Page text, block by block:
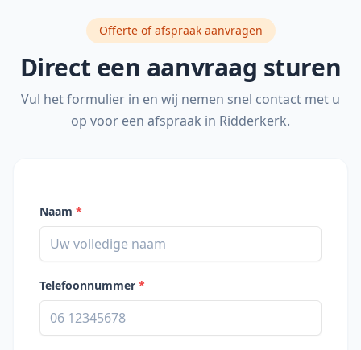
Offerte of afspraak aanvragen
Direct een aanvraag sturen
Vul het formulier in en wij nemen snel contact met u
op voor een afspraak in Ridderkerk.
Naam *
Telefoonnummer *